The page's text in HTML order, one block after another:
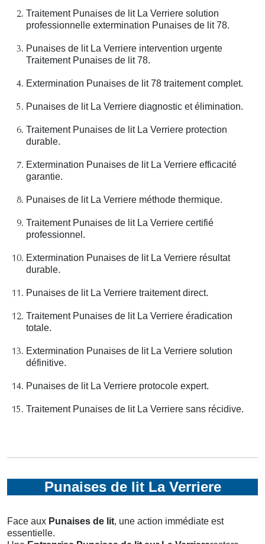
Traitement Punaises de lit La Verriere solution
professionnelle extermination Punaises de lit 78.
Punaises de lit La Verriere intervention urgente
Traitement Punaises de lit 78.
Extermination Punaises de lit 78 traitement complet.
Punaises de lit La Verriere diagnostic et élimination.
Traitement Punaises de lit La Verriere protection
durable.
Extermination Punaises de lit La Verriere efficacité
garantie.
Punaises de lit La Verriere méthode thermique.
Traitement Punaises de lit La Verriere certifié
professionnel.
Extermination Punaises de lit La Verriere résultat
durable.
Punaises de lit La Verriere traitement direct.
Traitement Punaises de lit La Verriere éradication
totale.
Extermination Punaises de lit La Verriere solution
définitive.
Punaises de lit La Verriere protocole expert.
Traitement Punaises de lit La Verriere sans récidive.
Punaises de lit La Verriere
Face aux Punaises de lit, une action immédiate est
essentielle.